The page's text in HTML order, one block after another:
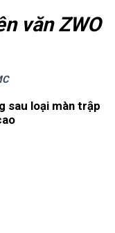
văn ZWO
sau loại màn trập